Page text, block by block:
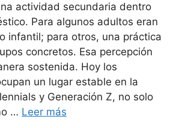
actividad secundaria dentro
Para algunos adultos eran
infantil; para otros, una práctica
concretos. Esa percepción
sostenida. Hoy los
un lugar estable en la
y Generación Z, no solo
… Leer más